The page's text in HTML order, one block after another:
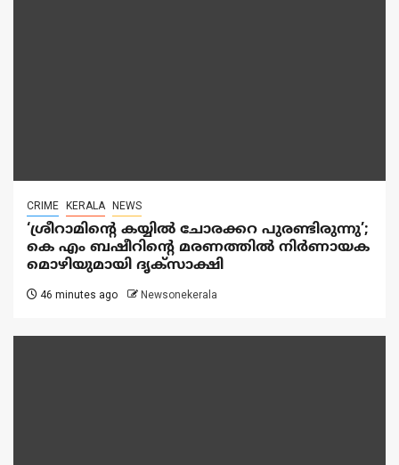
CRIME KERALA NEWS
‘ശ്രീറാമിന്റെ കയ്യിൽ ചോരക്കറ പുരണ്ടിരുന്നു’;
കെ എം ബഷീറിന്റെ മരണത്തിൽ നിർണായക
മൊഴിയുമായി ദൃക്‌സാക്ഷി
46 minutes ago Newsonekerala